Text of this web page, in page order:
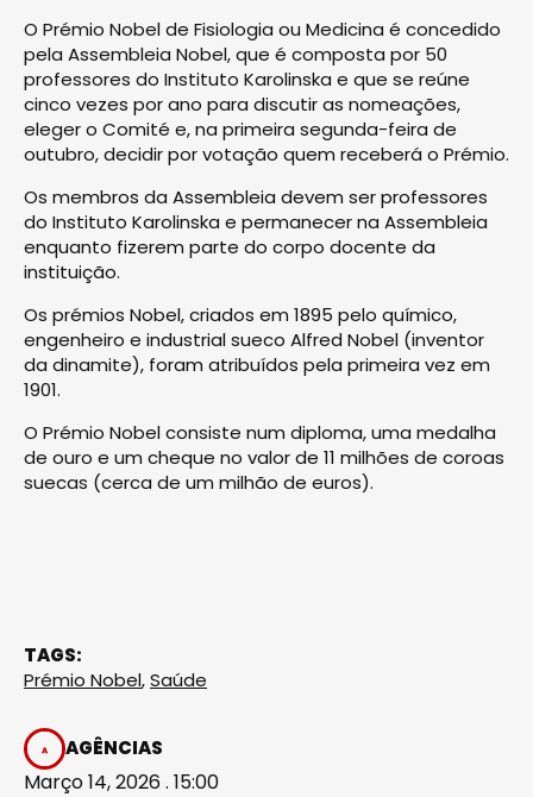
O Prémio Nobel de Fisiologia ou Medicina é concedido
pela Assembleia Nobel, que é composta por 50
professores do Instituto Karolinska e que se reúne
cinco vezes por ano para discutir as nomeações,
eleger o Comité e, na primeira segunda-feira de
outubro, decidir por votação quem receberá o Prémio.
Os membros da Assembleia devem ser professores
do Instituto Karolinska e permanecer na Assembleia
enquanto fizerem parte do corpo docente da
instituição.
Os prémios Nobel, criados em 1895 pelo químico,
engenheiro e industrial sueco Alfred Nobel (inventor
da dinamite), foram atribuídos pela primeira vez em
1901.
O Prémio Nobel consiste num diploma, uma medalha
de ouro e um cheque no valor de 11 milhões de coroas
suecas (cerca de um milhão de euros).
TAGS:
Prémio Nobel,Saúde
AGÊNCIAS
Março 14, 2026 . 15:00